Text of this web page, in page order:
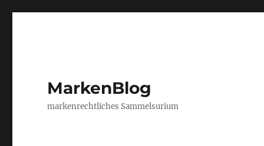
MarkenBlog
markenrechtliches Sammelsurium